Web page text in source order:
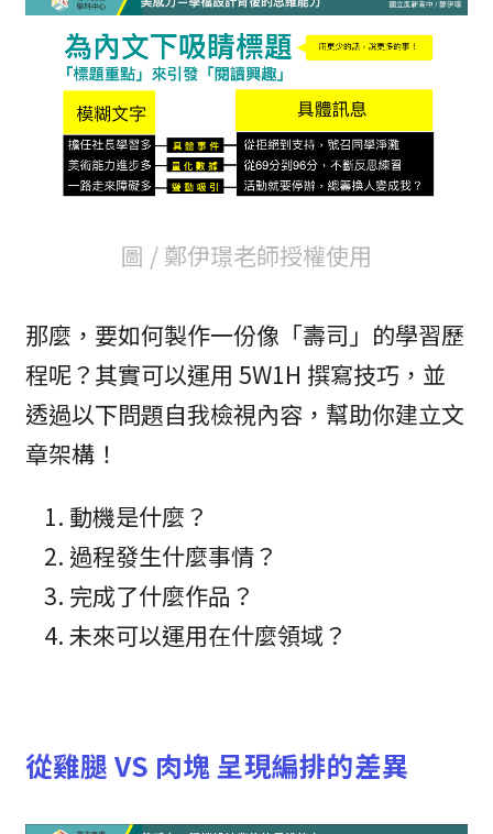
圖 / 鄭伊璟老師授權使用
那麼，要如何製作一份像「壽司」的學習歷
程呢？其實可以運用 5W1H 撰寫技巧，並
透過以下問題自我檢視內容，幫助你建立文
章架構！
動機是什麼？
過程發生什麼事情？
完成了什麼作品？
未來可以運用在什麼領域？
從雞腿 VS 肉塊 呈現編排的差異